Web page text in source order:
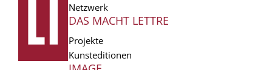
Netzwerk
DAS MACHT LETTRE
Projekte
Kunsteditionen